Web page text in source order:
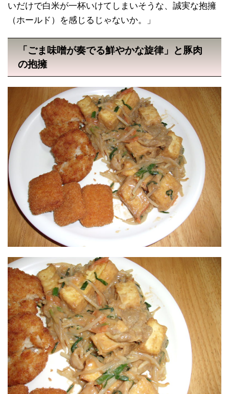
いだけで白米が一杯いけてしまいそうな、誠実な抱擁
（ホールド）を感じるじゃないか。」
「ごま味噌が奏でる鮮やかな旋律」と豚肉
の抱擁